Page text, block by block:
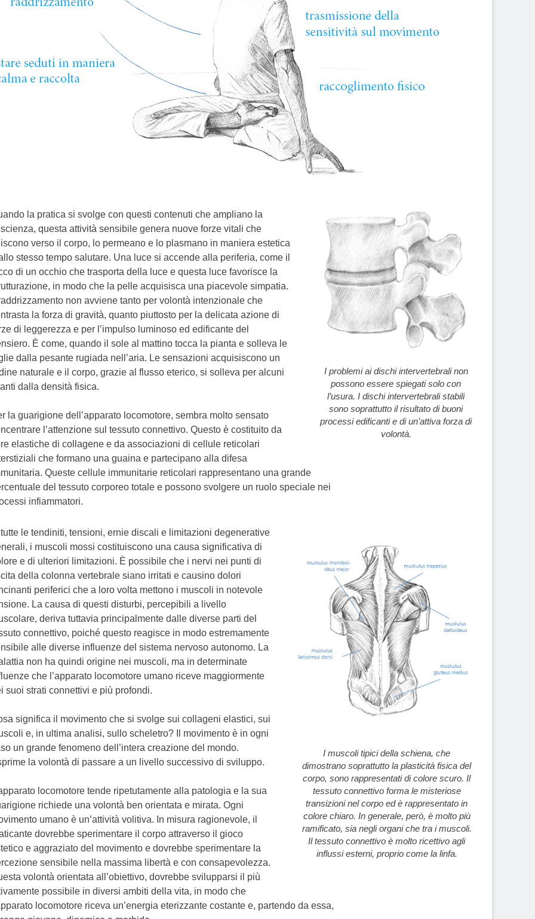
I problemi ai dischi intervertebrali non
possono essere spiegati solo con
l’usura. I dischi intervertebrali stabili
sono soprattutto il risultato di buoni
processi edificanti e di un’attiva forza di
volontà.
la pratica si svolge con questi contenuti che ampliano la
questa attività sensibile genera nuove forze vitali che
verso il corpo, lo permeano e lo plasmano in maniera estetica
stesso tempo salutare. Una luce si accende alla periferia, come il
di un occhio che trasporta della luce e questa luce favorisce la
in modo che la pelle acquisisca una piacevole simpatia.
non avviene tanto per volontà intenzionale che
la forza di gravità, quanto piuttosto per la delicata azione di
di leggerezza e per l’impulso luminoso ed edificante del
È come, quando il sole al mattino tocca la pianta e solleva le
dalla pesante rugiada nell’aria. Le sensazioni acquisiscono un
naturale e il corpo, grazie al flusso eterico, si solleva per alcuni
dalla densità fisica.
la guarigione dell’apparato locomotore, sembra molto sensato
l’attenzione sul tessuto connettivo. Questo è costituito da
elastiche di collagene e da associazioni di cellule reticolari
che formano una guaina e partecipano alla difesa
Queste cellule immunitarie reticolari rappresentano una grande
del tessuto corporeo totale e possono svolgere un ruolo speciale nei
infiammatori.
I muscoli tipici della schiena, che
dimostrano soprattutto la plasticità fisica del
corpo, sono rappresentati di colore scuro. Il
tessuto connettivo forma le misteriose
transizioni nel corpo ed è rappresentato in
colore chiaro. In generale, però, è molto più
ramificato, sia negli organi che tra i muscoli.
Il tessuto connettivo è molto ricettivo agli
influssi esterni, proprio come la linfa.
le tendiniti, tensioni, ernie discali e limitazioni degenerative
i muscoli mossi costituiscono una causa significativa di
e di ulteriori limitazioni. È possibile che i nervi nei punti di
della colonna vertebrale siano irritati e causino dolori
periferici che a loro volta mettono i muscoli in notevole
La causa di questi disturbi, percepibili a livello
deriva tuttavia principalmente dalle diverse parti del
connettivo, poiché questo reagisce in modo estremamente
alle diverse influenze del sistema nervoso autonomo. La
non ha quindi origine nei muscoli, ma in determinate
che l’apparato locomotore umano riceve maggiormente
suoi strati connettivi e più profondi.
significa il movimento che si svolge sui collageni elastici, sui
e, in ultima analisi, sullo scheletro? Il movimento è in ogni
un grande fenomeno dell’intera creazione del mondo.
la volontà di passare a un livello successivo di sviluppo.
locomotore tende ripetutamente alla patologia e la sua
richiede una volontà ben orientata e mirata. Ogni
umano è un’attività volitiva. In misura ragionevole, il
dovrebbe sperimentare il corpo attraverso il gioco
e aggraziato del movimento e dovrebbe sperimentare la
sensibile nella massima libertà e con consapevolezza.
volontà orientata all’obiettivo, dovrebbe svilupparsi il più
possibile in diversi ambiti della vita, in modo che
locomotore riceva un’energia eterizzante costante e, partendo da essa,